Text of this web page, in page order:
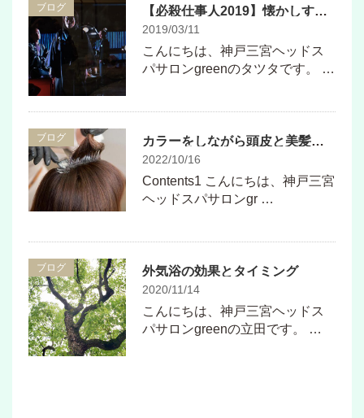
ブログ 【必殺仕事人2019】懐かしすぎる曲が、、、
2019/03/11
こんにちは、神戸三宮ヘッドス
パサロンgreenのタツタです。 …
ブログ カラーをしながら頭皮と美髪を育てる
2022/10/16
Contents1 こんにちは、神戸三宮
ヘッドスパサロンgr …
ブログ 外気浴の効果とタイミング
2020/11/14
こんにちは、神戸三宮ヘッドス
パサロンgreenの立田です。 …